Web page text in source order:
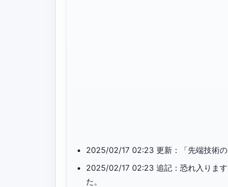
2025/02/17 02:23 更新：「先端技術の
2025/02/17 02:23 追記：恐れ入りま
た。